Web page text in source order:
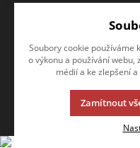
© 2013-2026 Internetový
K2 e-shop - První e-shop,
Soubory cookie používáme
o výkonu a používání
médií a ke zlepšení
Zamítnout